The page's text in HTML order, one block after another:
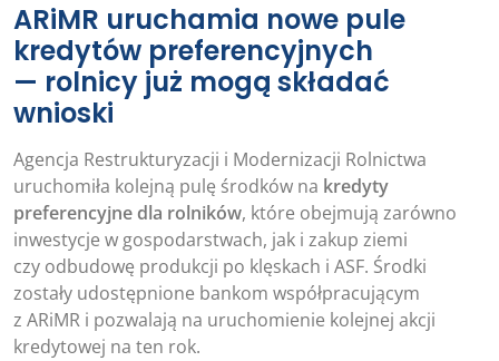
ARiMR uruchamia nowe pule
kredytów preferencyjnych
— rolnicy już mogą składać
wnioski
Agencja Restrukturyzacji i Modernizacji Rolnictwa
uruchomiła kolejną pulę środków na kredyty
preferencyjne dla rolników, które obejmują zarówno
inwestycje w gospodarstwach, jak i zakup ziemi
czy odbudowę produkcji po klęskach i ASF. Środki
zostały udostępnione bankom współpracującym
z ARiMR i pozwalają na uruchomienie kolejnej akcji
kredytowej na ten rok.